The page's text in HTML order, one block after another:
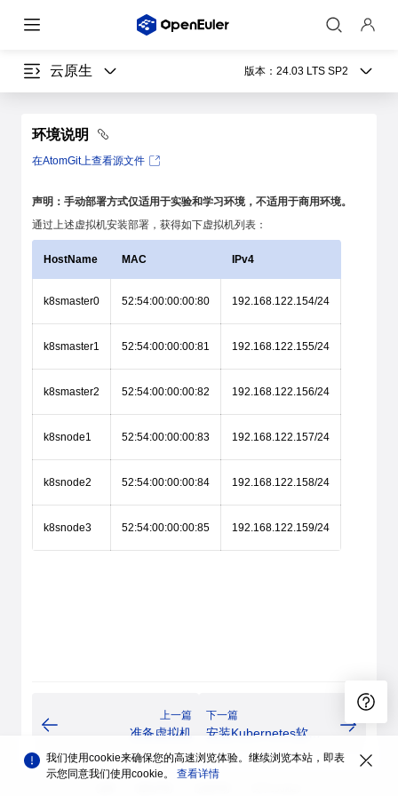
云原生 版本： 24.03 LTS SP2
环境说明
在AtomGit上查看源文件
声明：手动部署方式仅适用于实验和学习环境，不适用于商用环境。
通过上述虚拟机安装部署，获得如下虚拟机列表：
HostName MAC IPv4
k8smaster0 52:54:00:00:00:80 192.168.122.154/24
k8smaster1 52:54:00:00:00:81 192.168.122.155/24
k8smaster2 52:54:00:00:00:82 192.168.122.156/24
k8snode1 52:54:00:00:00:83 192.168.122.157/24
k8snode2 52:54:00:00:00:84 192.168.122.158/24
k8snode3 52:54:00:00:00:85 192.168.122.159/24
上一篇
准备虚拟机
安装Kubernetes软件
包
下一篇
我们使用cookie来确保您的高速浏览体验。继续浏览本站，即表
示您同意我们使用cookie。 查看详情